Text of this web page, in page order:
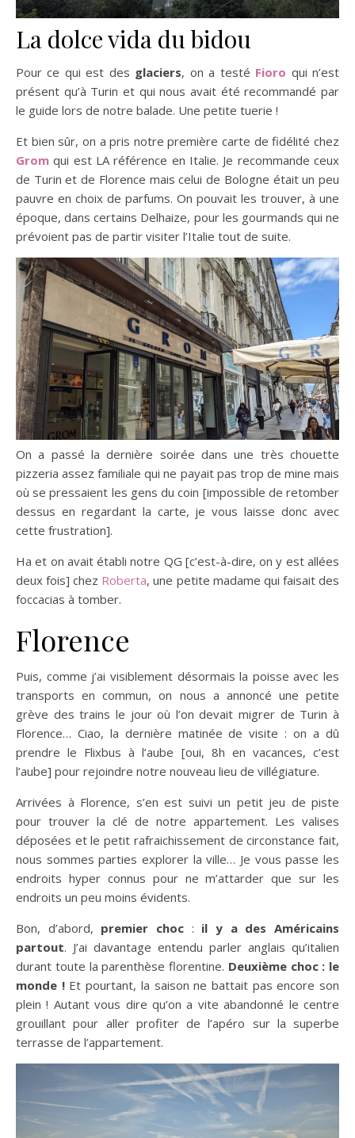
La dolce vida du bidou
Pour ce qui est des glaciers, on a testé Fioro qui n’est
présent qu’à Turin et qui nous avait été recommandé par
le guide lors de notre balade. Une petite tuerie !
Et bien sûr, on a pris notre première carte de fidélité chez
Grom qui est LA référence en Italie. Je recommande ceux
de Turin et de Florence mais celui de Bologne était un peu
pauvre en choix de parfums. On pouvait les trouver, à une
époque, dans certains Delhaize, pour les gourmands qui ne
prévoient pas de partir visiter l’Italie tout de suite.
On a passé la dernière soirée dans une très chouette
pizzeria assez familiale qui ne payait pas trop de mine mais
où se pressaient les gens du coin [impossible de retomber
dessus en regardant la carte, je vous laisse donc avec
cette frustration].
Ha et on avait établi notre QG [c’est-à-dire, on y est allées
deux fois] chez Roberta, une petite madame qui faisait des
foccacias à tomber.
Florence
Puis, comme j’ai visiblement désormais la poisse avec les
transports en commun, on nous a annoncé une petite
grève des trains le jour où l’on devait migrer de Turin à
Florence… Ciao, la dernière matinée de visite : on a dû
prendre le Flixbus à l’aube [oui, 8h en vacances, c’est
l’aube] pour rejoindre notre nouveau lieu de villégiature.
Arrivées à Florence, s’en est suivi un petit jeu de piste
pour trouver la clé de notre appartement. Les valises
déposées et le petit rafraichissement de circonstance fait,
nous sommes parties explorer la ville… Je vous passe les
endroits hyper connus pour ne m’attarder que sur les
endroits un peu moins évidents.
Bon, d’abord, premier choc : il y a des Américains
partout. J’ai davantage entendu parler anglais qu’italien
durant toute la parenthèse florentine. Deuxième choc : le
monde !Et pourtant, la saison ne battait pas encore son
plein ! Autant vous dire qu’on a vite abandonné le centre
grouillant pour aller profiter de l’apéro sur la superbe
terrasse de l’appartement.